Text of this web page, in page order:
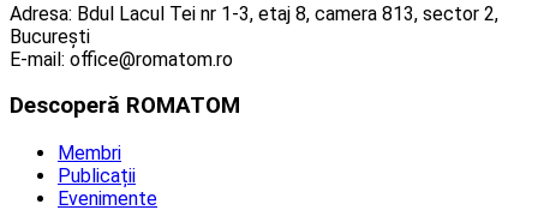
Adresa: Bdul Lacul Tei nr 1-3, etaj 8, camera 813, sector 2,
București
E-mail: office@romatom.ro
Descoperă ROMATOM
Membri
Publicații
Evenimente